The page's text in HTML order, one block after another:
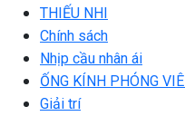
THIẾU NHI
Chính sách
Nhịp cầu nhân ái
ỐNG KÍNH PHÓNG
Giải trí